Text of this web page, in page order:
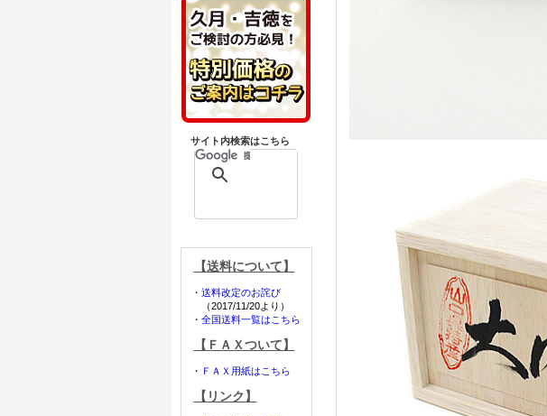
サイト内検索はこちら
【送料について】
・ 送料改定のお詫び
（2017/11/20より）
・ 全国送料一覧はこちら
【ＦＡＸついて】
・ ＦＡＸ用紙はこちら
【リンク】